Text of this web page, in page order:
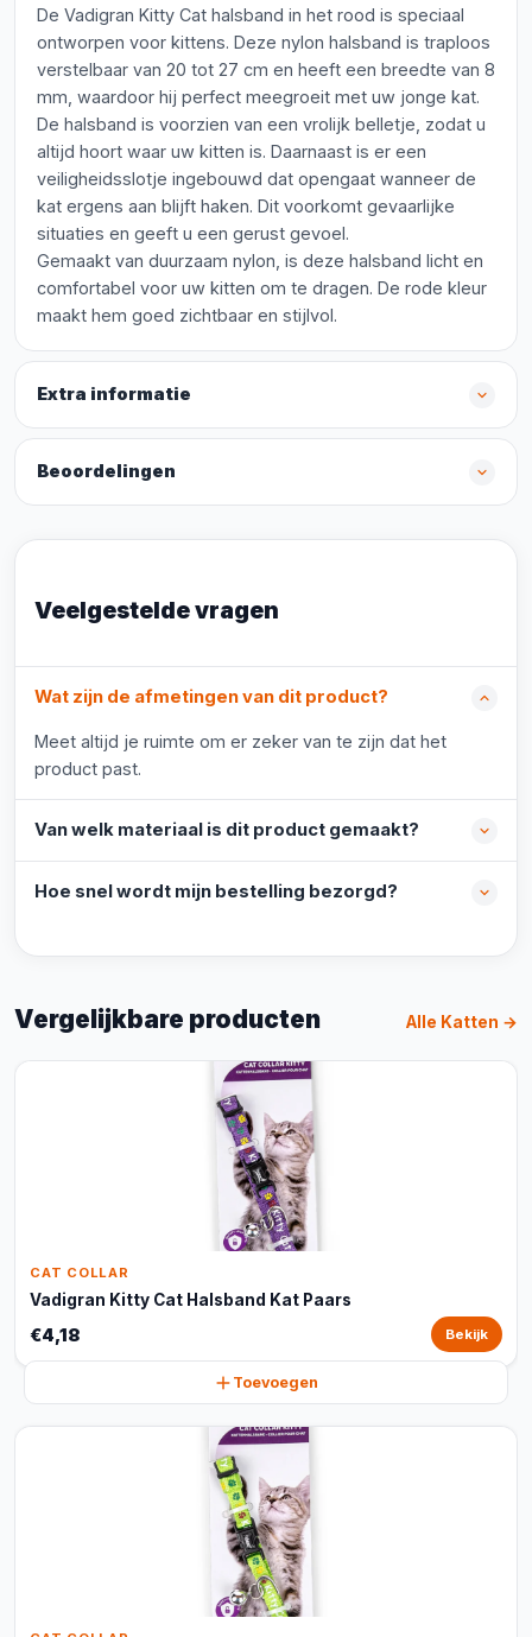
De Vadigran Kitty Cat halsband in het rood is speciaal
ontworpen voor kittens. Deze nylon halsband is traploos
verstelbaar van 20 tot 27 cm en heeft een breedte van 8
mm, waardoor hij perfect meegroeit met uw jonge kat.
De halsband is voorzien van een vrolijk belletje, zodat u
altijd hoort waar uw kitten is. Daarnaast is er een
veiligheidsslotje ingebouwd dat opengaat wanneer de
kat ergens aan blijft haken. Dit voorkomt gevaarlijke
situaties en geeft u een gerust gevoel.
Gemaakt van duurzaam nylon, is deze halsband licht en
comfortabel voor uw kitten om te dragen. De rode kleur
maakt hem goed zichtbaar en stijlvol.
Extra informatie
Beoordelingen
Veelgestelde vragen
Wat zijn de afmetingen van dit product?
Meet altijd je ruimte om er zeker van te zijn dat het
product past.
Van welk materiaal is dit product gemaakt?
Hoe snel wordt mijn bestelling bezorgd?
Vergelijkbare producten Alle Katten →
CAT COLLAR
Vadigran Kitty Cat Halsband Kat Paars
€4,18 Bekijk
Toevoegen